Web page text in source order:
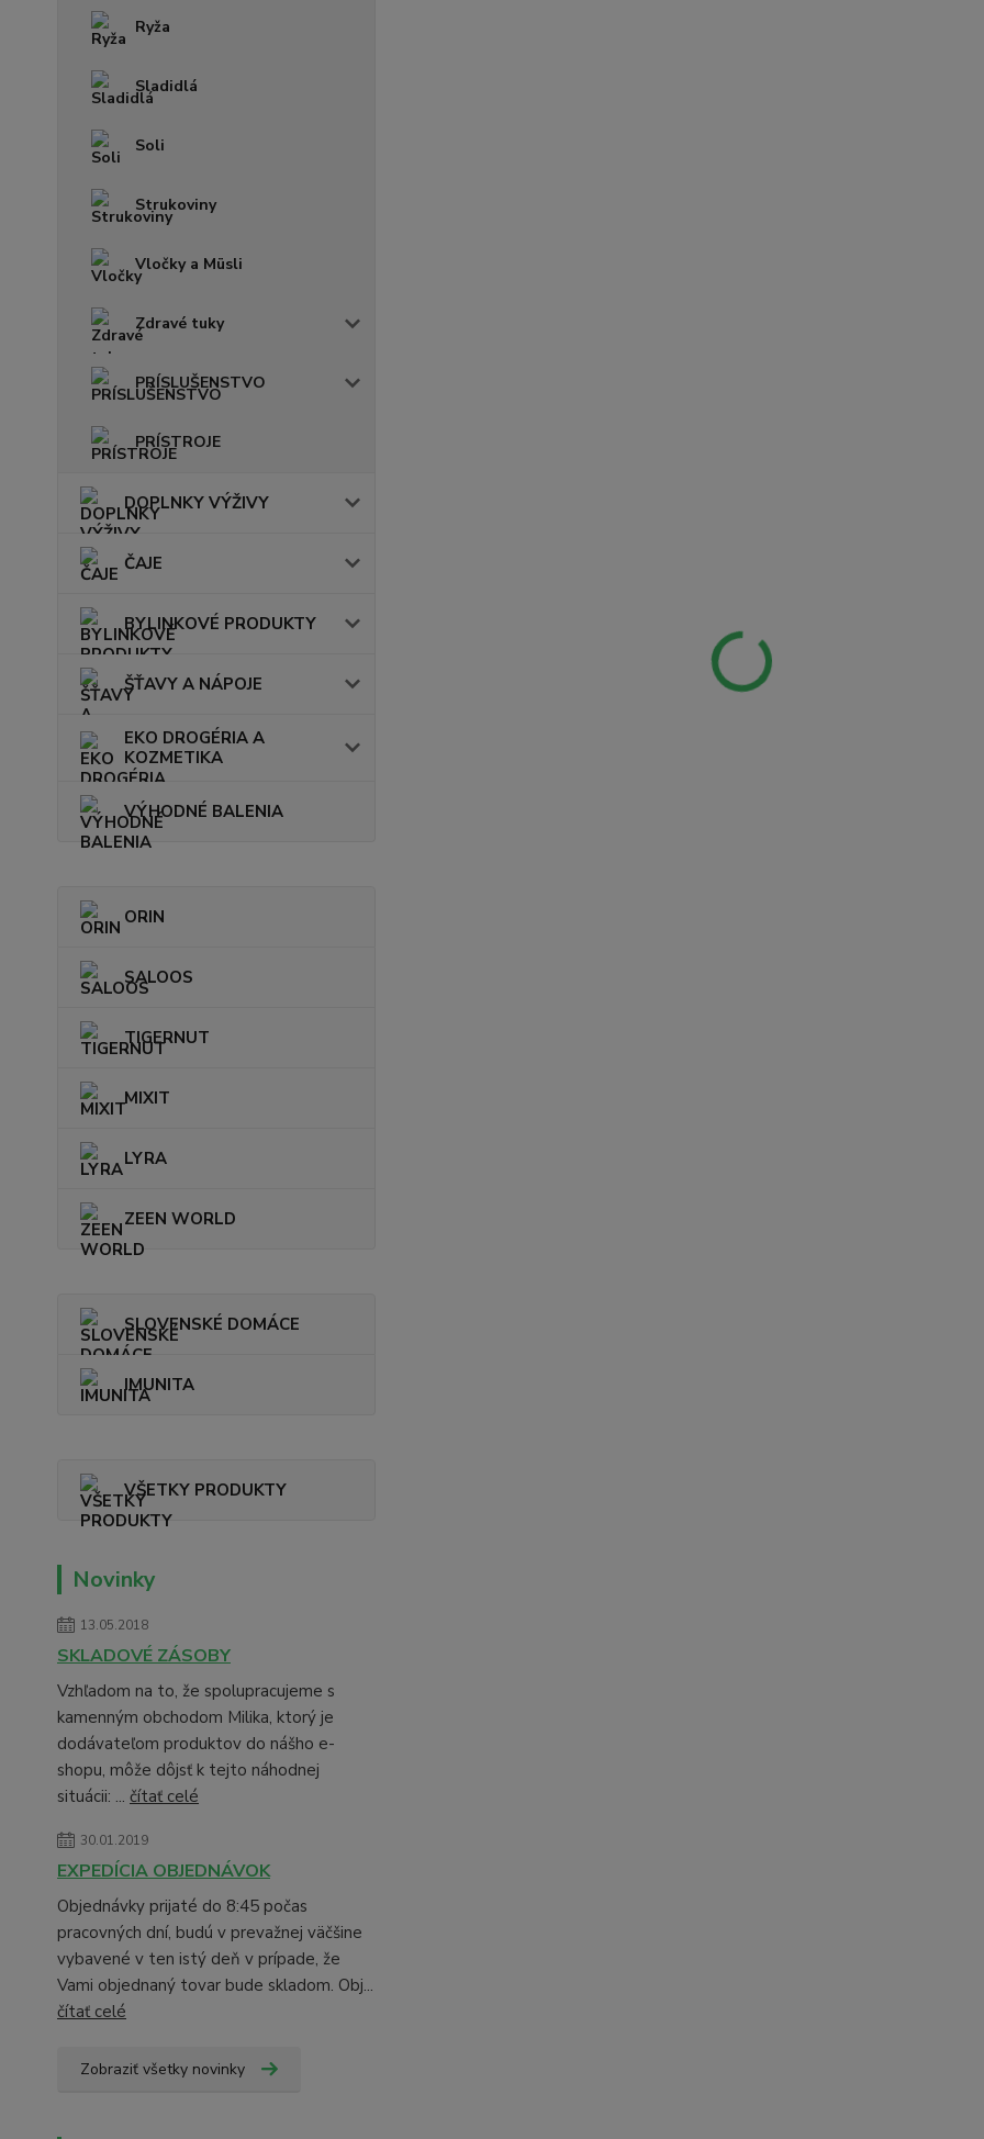
Ryža
Sladidlá
Soli
Strukoviny
Vločky a Müsli
Zdravé tuky
PRÍSLUŠENSTVO
PRÍSTROJE
DOPLNKY VÝŽIVY
ČAJE
BYLINKOVÉ PRODUKTY
ŠŤAVY A NÁPOJE
EKO DROGÉRIA A
KOZMETIKA
VÝHODNÉ BALENIA
ORIN
SALOOS
TIGERNUT
MIXIT
LYRA
ZEEN WORLD
SLOVENSKÉ DOMÁCE
IMUNITA
VŠETKY PRODUKTY
Novinky
13.05.2018
SKLADOVÉ ZÁSOBY
Vzhľadom na to, že spolupracujeme s
kamenným obchodom Milika, ktorý je
dodávateľom produktov do nášho e-
shopu, môže dôjsť k tejto náhodnej
situácii: ... čítať celé
30.01.2019
EXPEDÍCIA OBJEDNÁVOK
Objednávky prijaté do 8:45 počas
pracovných dní, budú v prevažnej väčšine
vybavené v ten istý deň v prípade, že
Vami objednaný tovar bude skladom. Obj...
čítať celé
Zobraziť všetky novinky